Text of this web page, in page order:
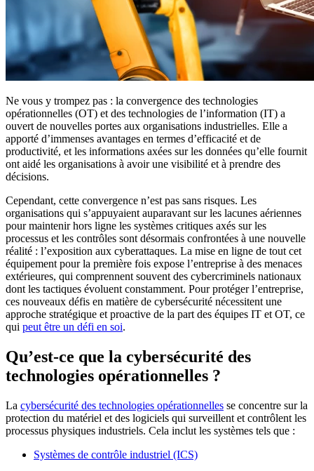
Ne vous y trompez pas : la convergence des technologies
opérationnelles (OT) et des technologies de l’information (IT) a
ouvert de nouvelles portes aux organisations industrielles. Elle a
apporté d’immenses avantages en termes d’efficacité et de
productivité, et les informations axées sur les données qu’elle fournit
ont aidé les organisations à avoir une visibilité et à prendre des
décisions.
Cependant, cette convergence n’est pas sans risques. Les
organisations qui s’appuyaient auparavant sur les lacunes aériennes
pour maintenir hors ligne les systèmes critiques axés sur les
processus et les contrôles sont désormais confrontées à une nouvelle
réalité : l’exposition aux cyberattaques. La mise en ligne de tout cet
équipement pour la première fois expose l’entreprise à des menaces
extérieures, qui comprennent souvent des cybercriminels nationaux
dont les tactiques évoluent constamment. Pour protéger l’entreprise,
ces nouveaux défis en matière de cybersécurité nécessitent une
approche stratégique et proactive de la part des équipes IT et OT, ce
qui peut être un défi en soi.
Qu’est-ce que la cybersécurité des
technologies opérationnelles ?
La cybersécurité des technologies opérationnelles se concentre sur la
protection du matériel et des logiciels qui surveillent et contrôlent les
processus physiques industriels. Cela inclut les systèmes tels que :
Systèmes de contrôle industriel (ICS)